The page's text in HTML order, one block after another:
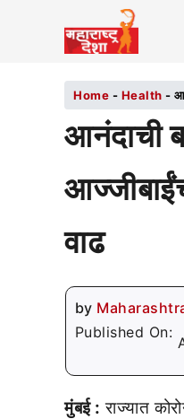
Home - Health -
आनंदाची
वाढ
by
Published On:
मुंबई : राज्यात